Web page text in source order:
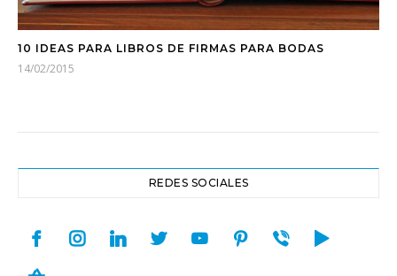
10 IDEAS PARA LIBROS DE FIRMAS PARA BODAS
14/02/2015
REDES SOCIALES
facebookinstagramlinkedintwitteryoutubepinterest
viber play
appstore